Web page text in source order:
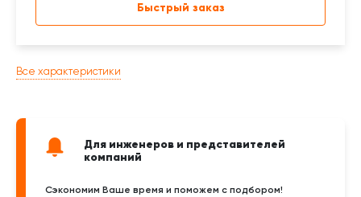
Все характеристики
Для инженеров и представителей
компаний
Сэкономим Ваше время и поможем с подбором!
Быстрый заказ